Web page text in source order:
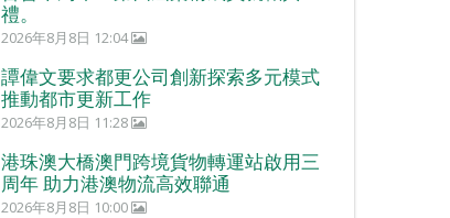
禮。
2026年8月8日 12:04
譚偉文要求都更公司創新探索多元模式
推動都市更新工作
2026年8月8日 11:28
港珠澳大橋澳門跨境貨物轉運站啟用三
周年 助力港澳物流高效聯通
2026年8月8日 10:00